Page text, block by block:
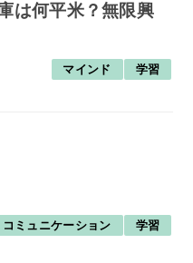
は何平米？無限興
マインド 学習
コミュニケーション 学習